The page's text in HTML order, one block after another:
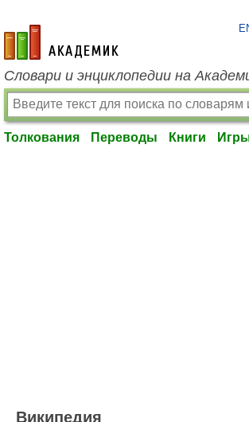
academic.ru
Словари и энциклопедии на
Толкования Переводы Книги
Википедия